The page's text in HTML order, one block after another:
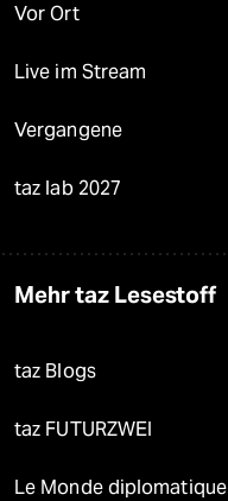
Vor Ort
Live im Stream
Vergangene
taz lab 2027
Mehr taz Lesestoff
taz Blogs
taz FUTURZWEI
Le Monde diplomatique